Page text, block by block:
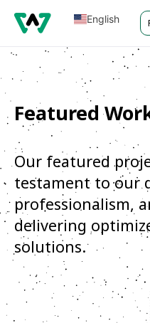
English
Featured
Our featured
testament to our
professionalism,
delivering
solutions.